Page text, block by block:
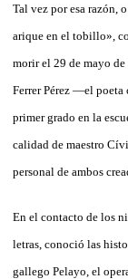
Tal vez por esa razón,
arique en el tobillo»,
morir el 29 de mayo
Ferrer Pérez —el poeta
primer grado en la
calidad de maestro
personal de ambos
En el contacto de los
letras, conoció las
gallego Pelayo, el